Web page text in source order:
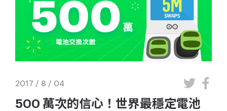
2017 / 8 / 04
500 萬次的信心！世界最穩定電池